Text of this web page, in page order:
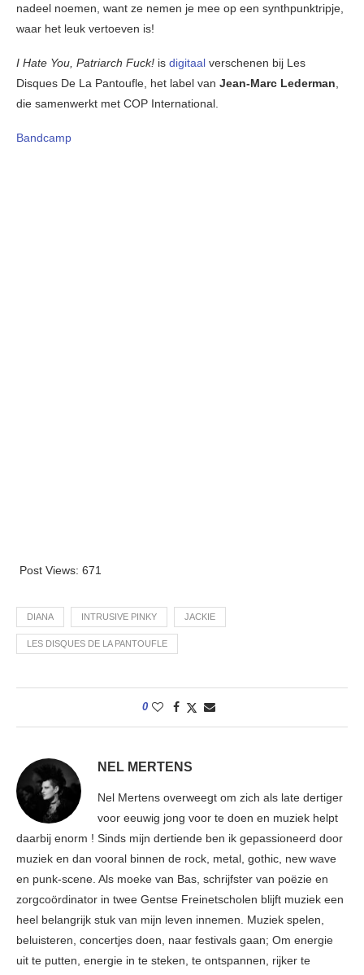
nadeel noemen, want ze nemen je mee op een synthpunktripje,
waar het leuk vertoeven is!
I Hate You, Patriarch Fuck! is digitaal verschenen bij Les
Disques De La Pantoufle, het label van Jean-Marc Lederman
die samenwerkt met COP International.
Bandcamp
Post Views: 671
DIANA INTRUSIVE PINKY JACKIE
LES DISQUES DE LA PANTOUFLE
0
NEL MERTENS
Nel Mertens overweegt om zich als late dertiger
voor eeuwig jong voor te doen en muziek helpt
daarbij enorm ! Sinds mijn dertiende ben ik gepassioneerd door
muziek en dan vooral binnen de rock, metal, gothic, new wave
en punk-scene. Als moeke van Bas, schrijfster van poëzie en
zorgcoördinator in twee Gentse Freinetscholen blijft muziek een
heel belangrijk stuk van mijn leven innemen. Muziek spelen,
beluisteren, concertjes doen, naar festivals gaan; Om energie
uit te putten, energie in te steken, te ontspannen, rijker te